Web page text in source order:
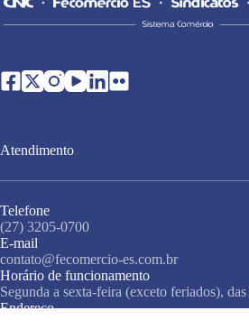
Atendimento
Telefone
(27) 3205-0700
E-mail
contato@fecomercio-es.com.br
Horário de funcionamento
Segunda a sexta-feira (exceto feriados),
Endereço